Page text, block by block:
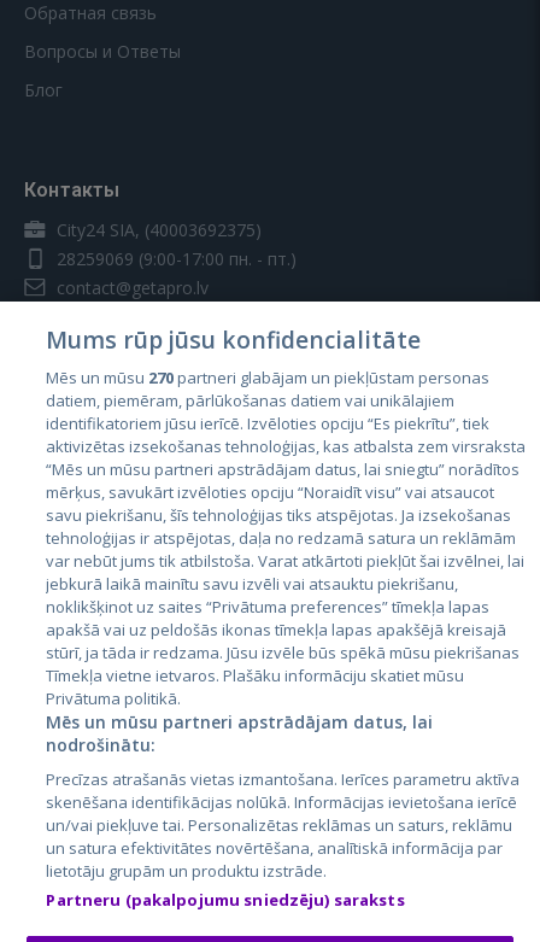
Обратная связь
Вопросы и Ответы
Блог
Контакты
City24 SIA, (40003692375)
28259069 (9:00-17:00 пн. - пт.)
contact@getapro.lv
Страны
Эстония
Латвия
Литва
City24.lv
City24.ee
GetaPro.lv
GetaPro.ee
Skelbiu.lt
Autoplius.lt
CVbankas.lt
Kainos.lt
Paslaugos.lt
auto24.ee
Osta.ee
Mums rūp jūsu konfidencialitāte
Mēs un mūsu 270partneri glabājam un piekļūstam personas
datiem, piemēram, pārlūkošanas datiem vai unikālajiem
identifikatoriem jūsu ierīcē. Izvēloties opciju “Es piekrītu”, tiek
aktivizētas izsekošanas tehnoloģijas, kas atbalsta zem virsraksta
“Mēs un mūsu partneri apstrādājam datus, lai sniegtu” norādītos
mērķus, savukārt izvēloties opciju “Noraidīt visu” vai atsaucot
savu piekrišanu, šīs tehnoloģijas tiks atspējotas. Ja izsekošanas
tehnoloģijas ir atspējotas, daļa no redzamā satura un reklāmām
var nebūt jums tik atbilstoša. Varat atkārtoti piekļūt šai izvēlnei, lai
jebkurā laikā mainītu savu izvēli vai atsauktu piekrišanu,
noklikšķinot uz saites “Privātuma preferences” tīmekļa lapas
apakšā vai uz peldošās ikonas tīmekļa lapas apakšējā kreisajā
stūrī, ja tāda ir redzama. Jūsu izvēle būs spēkā mūsu piekrišanas
Tīmekļa vietne ietvaros. Plašāku informāciju skatiet mūsu
Privātuma politikā.
Mēs un mūsu partneri apstrādājam datus, lai
nodrošinātu:
Precīzas atrašanās vietas izmantošana. Ierīces parametru aktīva
skenēšana identifikācijas nolūkā. Informācijas ievietošana ierīcē
un/vai piekļuve tai. Personalizētas reklāmas un saturs, reklāmu
un satura efektivitātes novērtēšana, analītiskā informācija par
lietotāju grupām un produktu izstrāde.
Partneru (pakalpojumu sniedzēju) saraksts